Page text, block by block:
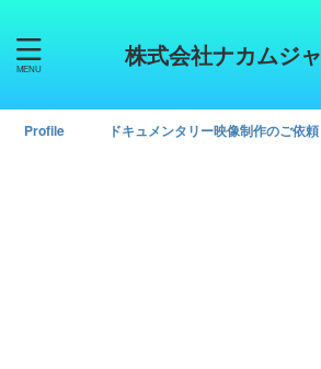
株式会社ナカムジ
Profile ドキュメンタリー映像制作のご依頼